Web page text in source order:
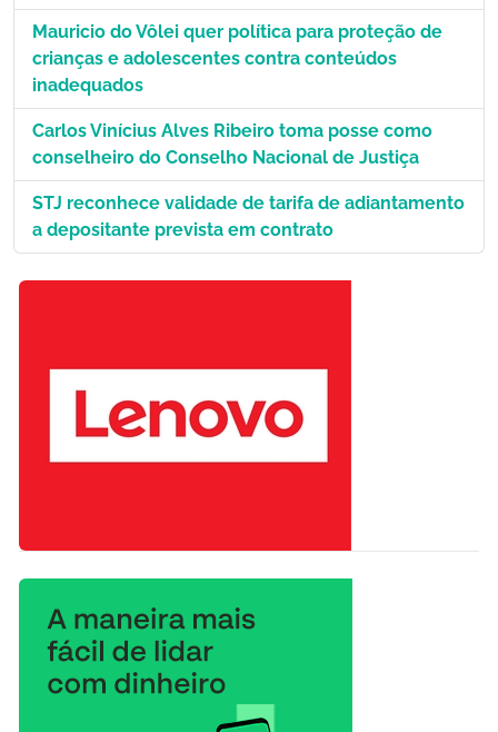
Mauricio do Vôlei quer política para proteção de
crianças e adolescentes contra conteúdos
inadequados
Carlos Vinícius Alves Ribeiro toma posse como
conselheiro do Conselho Nacional de Justiça
STJ reconhece validade de tarifa de adiantamento
a depositante prevista em contrato